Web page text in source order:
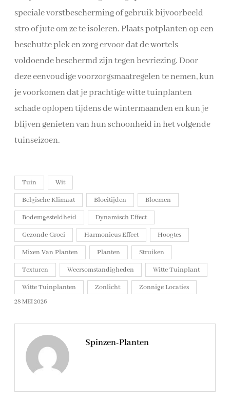
speciale vorstbescherming of gebruik bijvoorbeeld
stro of jute om ze te isoleren. Plaats potplanten op een
beschutte plek en zorg ervoor dat de wortels
voldoende beschermd zijn tegen bevriezing. Door
deze eenvoudige voorzorgsmaatregelen te nemen, kun
je voorkomen dat je prachtige witte tuinplanten
schade oplopen tijdens de wintermaanden en kun je
blijven genieten van hun schoonheid in het volgende
tuinseizoen.
Tuin
Wit
Belgische Klimaat
Bloeitijden
Bloemen
Bodemgesteldheid
Dynamisch Effect
Gezonde Groei
Harmonieus Effect
Hoogtes
Mixen Van Planten
Planten
Struiken
Texturen
Weersomstandigheden
Witte Tuinplant
Witte Tuinplanten
Zonlicht Zonnige Locaties
28 MEI 2026
Spinzen-Planten